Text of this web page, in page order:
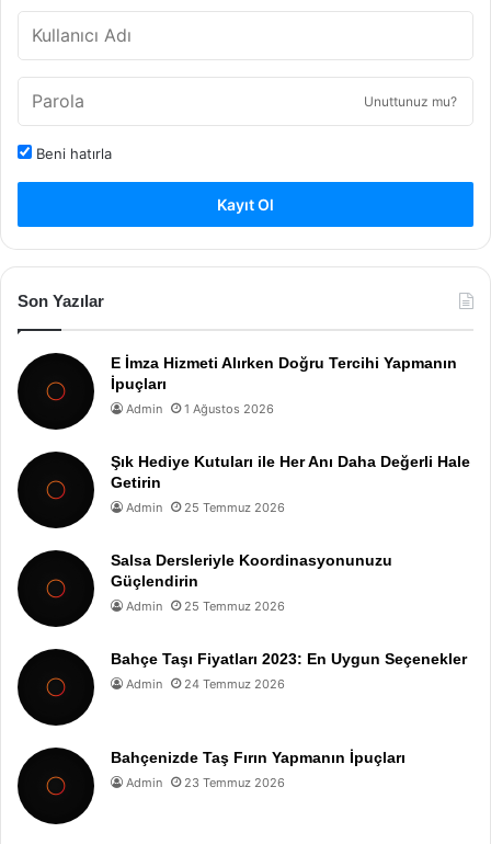
Unuttunuz mu?
Beni hatırla
Kayıt Ol
Son Yazılar
E İmza Hizmeti Alırken Doğru Tercihi Yapmanın
İpuçları
Admin 1 Ağustos 2026
Şık Hediye Kutuları ile Her Anı Daha Değerli Hale
Getirin
Admin 25 Temmuz 2026
Salsa Dersleriyle Koordinasyonunuzu
Güçlendirin
Admin 25 Temmuz 2026
Bahçe Taşı Fiyatları 2023: En Uygun Seçenekler
Admin 24 Temmuz 2026
Bahçenizde Taş Fırın Yapmanın İpuçları
Admin 23 Temmuz 2026